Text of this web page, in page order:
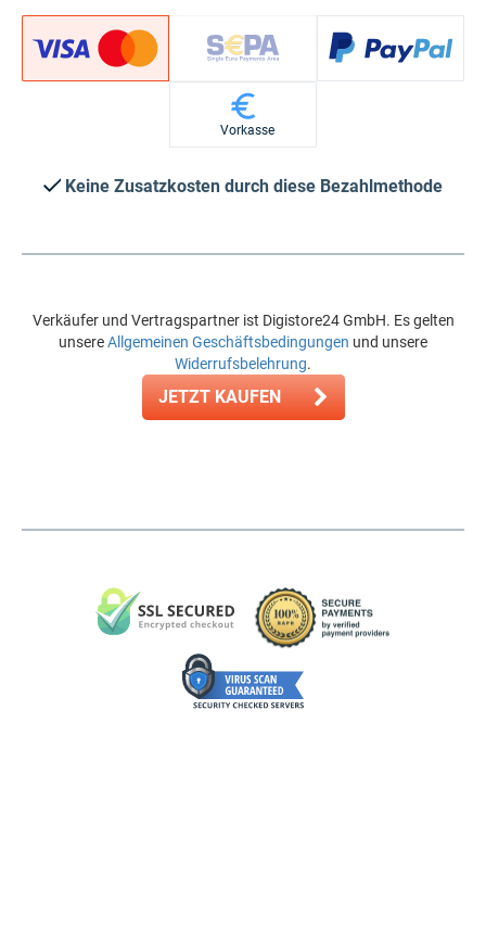
Vorkasse
Keine Zusatzkosten durch diese Bezahlmethode
Verkäufer und Vertragspartner ist Digistore24 GmbH. Es gelten
unsereAllgemeinen Geschäftsbedingungen und unsere
Widerrufsbelehrung.
JETZT KAUFEN